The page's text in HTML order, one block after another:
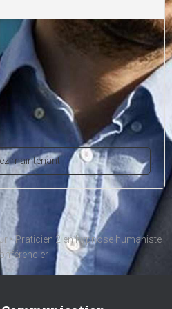
maintenant
• Praticien 2 en hypnose humaniste